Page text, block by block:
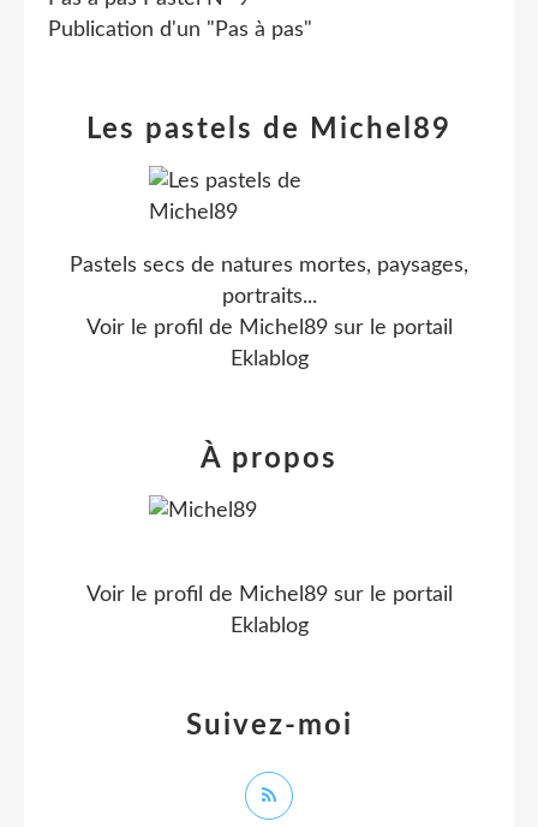
Publication d'un "Pas à pas"
Les pastels de Michel89
Pastels secs de natures mortes, paysages,
portraits...
Voir le profil de Michel89sur le portail
Eklablog
Suivez-moi
À propos
Voir le profil de Michel89sur le portail
Eklablog